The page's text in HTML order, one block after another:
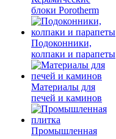
блоки Porotherm
Подоконники,
колпаки и парапеты
Материалы для
печей и каминов
Промышленная